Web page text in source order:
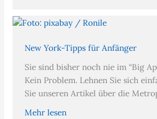
New York-Tipps für Anfänger
Sie sind bisher noch nie im “Big
Kein Problem. Lehnen Sie sich
Sie unseren Artikel über die
Mehr lesen